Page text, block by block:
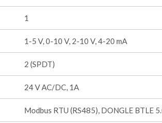
1
1-5 V, 0-10 V, 2-10 V, 4-20 mA
2 (SPDT)
24 V AC/DC, 1A
Modbus RTU (RS485), DONGLE BTLE